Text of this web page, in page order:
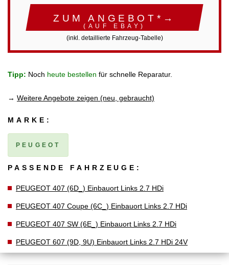
ZUM ANGEBOT*→
(AUF EBAY)
(inkl. detaillierte Fahrzeug-Tabelle)
Tipp: Noch heute bestellen für schnelle Reparatur.
→ Weitere Angebote zeigen (neu, gebraucht)
MARKE:
PEUGEOT
PASSENDE FAHRZEUGE:
PEUGEOT 407 (6D_) Einbauort Links 2.7 HDi
PEUGEOT 407 Coupe (6C_) Einbauort Links 2.7 HDi
PEUGEOT 407 SW (6E_) Einbauort Links 2.7 HDi
PEUGEOT 607 (9D, 9U) Einbauort Links 2.7 HDi 24V